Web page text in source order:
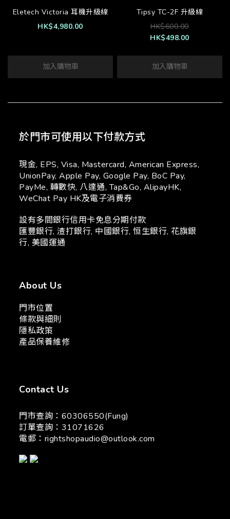
Eletech Victoria 耳機升級線
HK$4,980.00
加入購物車
Tipsy TC-2F 升級線
HK$600.00
HK$498.00
加入購物車
於門市可使用以下付款方式
現金, EPS, Visa, Mastercard, American Express,
UnionPay, Apple Pay, Google Pay, BoC Pay,
PayMe, 轉數快, 八達通, Tap&Go, AlipayHK,
WeChat Pay HK及電子消費券
設有多間銀行信用卡免息分期付款
匯豐銀行, 渣打銀行, 中國銀行, 恒生銀行, 花旗銀
行, 美國運通
About Us
門市位置
條款與細則
隱私政策
產品保養維修
Contact Us
門市查詢：60306550(Fung)
訂單查詢：31071626
電郵： rightshopaudio@outlook.com